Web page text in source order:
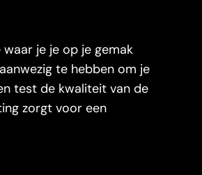
je je op je gemak
te hebben om je
test de kwaliteit van de
zorgt voor een